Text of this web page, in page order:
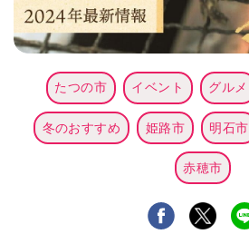
たつの市 イベント グルメ
冬のおすすめ 姫路市 明石市
赤穂市